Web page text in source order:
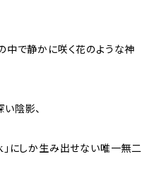
中で静かに咲く花のような神
陰影、
にしか生み出せない唯一無二